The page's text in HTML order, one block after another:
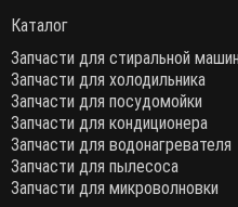
Каталог
Запчасти для стиральной
Запчасти для холодильника
Запчасти для посудомойки
Запчасти для кондиционера
Запчасти для водонагревателя
Запчасти для пылесоса
Запчасти для микроволновки